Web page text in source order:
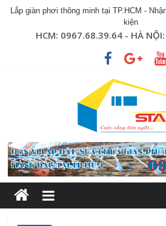
Lắp giàn phơi thông minh tại TP.HCM -
kiện
HCM: 0967.68.39.64 - HÀ